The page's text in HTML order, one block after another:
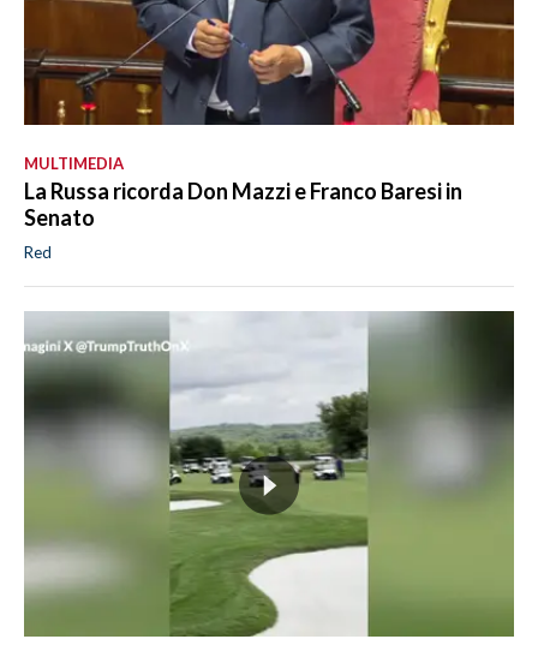
MULTIMEDIA
La Russa ricorda Don Mazzi e Franco Baresi in
Senato
Red